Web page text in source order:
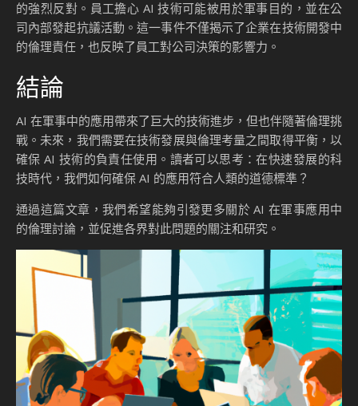
的強烈反對。員工擔心 AI 技術可能被用於軍事目的，並在公
司內部發起抗議活動。這一事件不僅揭示了企業在技術開發中
的倫理責任，也反映了員工對公司決策的影響力。
結論
AI 在軍事中的應用帶來了巨大的技術進步，但也伴隨著倫理挑
戰。未來，我們需要在技術發展與倫理考量之間取得平衡，以
確保 AI 技術的負責任使用。讀者可以思考：在快速發展的科
技時代，我們如何確保 AI 的應用符合人類的道德標準？
通過這篇文章，我們希望能夠引發更多關於 AI 在軍事應用中
的倫理討論，並促進各界對此問題的關注和研究。